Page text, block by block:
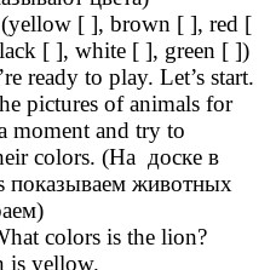
[ ], brown [ ], red [
[ ], white [ ], green [ ])
ready to play. Let’s start.
pictures of animals for
moment and try to
colors. (На доске в
показываем животных
colors is the lion?
is yellow.